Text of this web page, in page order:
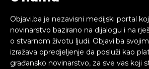
Objavi.ba je nezavisni medijski portal
novinarstvo bazirano na dijalogu i na
o stvarnom životu ljudi. Objavi.ba
izražava opredjeljenje da posluži kao
građansko novinarstvo, za sve vas koji